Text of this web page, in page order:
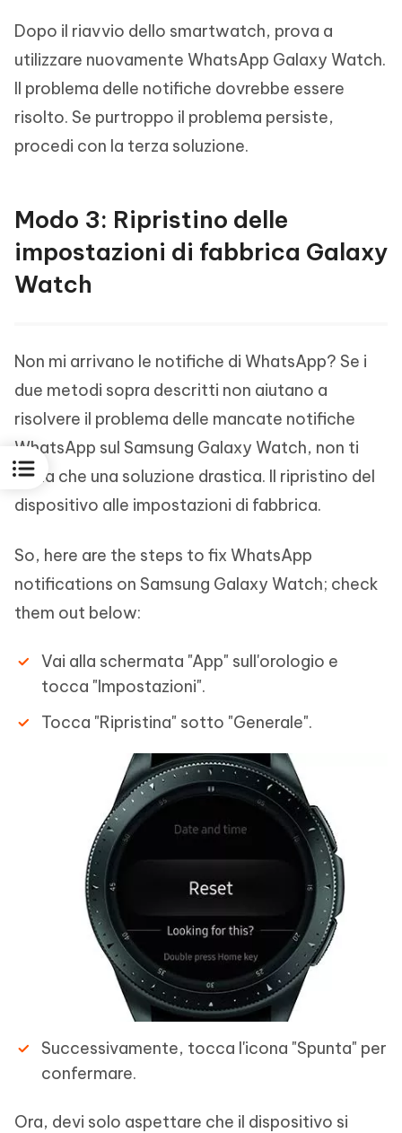
Dopo il riavvio dello smartwatch, prova a
utilizzare nuovamente WhatsApp Galaxy Watch.
Il problema delle notifiche dovrebbe essere
risolto. Se purtroppo il problema persiste,
procedi con la terza soluzione.
Modo 3: Ripristino delle
impostazioni di fabbrica Galaxy
Watch
Non mi arrivano le notifiche di WhatsApp? Se i
due metodi sopra descritti non aiutano a
risolvere il problema delle mancate notifiche
WhatsApp sul Samsung Galaxy Watch, non ti
resta che una soluzione drastica. Il ripristino del
dispositivo alle impostazioni di fabbrica.
So, here are the steps to fix WhatsApp
notifications on Samsung Galaxy Watch; check
them out below:
Vai alla schermata "App" sull'orologio e
tocca "Impostazioni".
Tocca "Ripristina" sotto "Generale".
Successivamente, tocca l'icona "Spunta" per
confermare.
Ora, devi solo aspettare che il dispositivo si